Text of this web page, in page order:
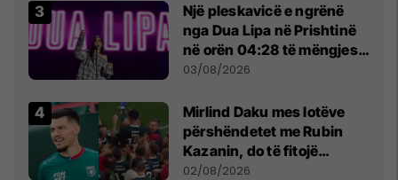
Një pleskavicë e ngrënë
nga Dua Lipa në Prishtinë
në orën 04:28 të mëngjesit
- dhe bota digjitale serbe
03/08/2026
Mirlind Daku mes lotëve
përshëndetet me Rubin
Kazanin, do të fitojë
miliona te Spartak Moska
02/08/2026